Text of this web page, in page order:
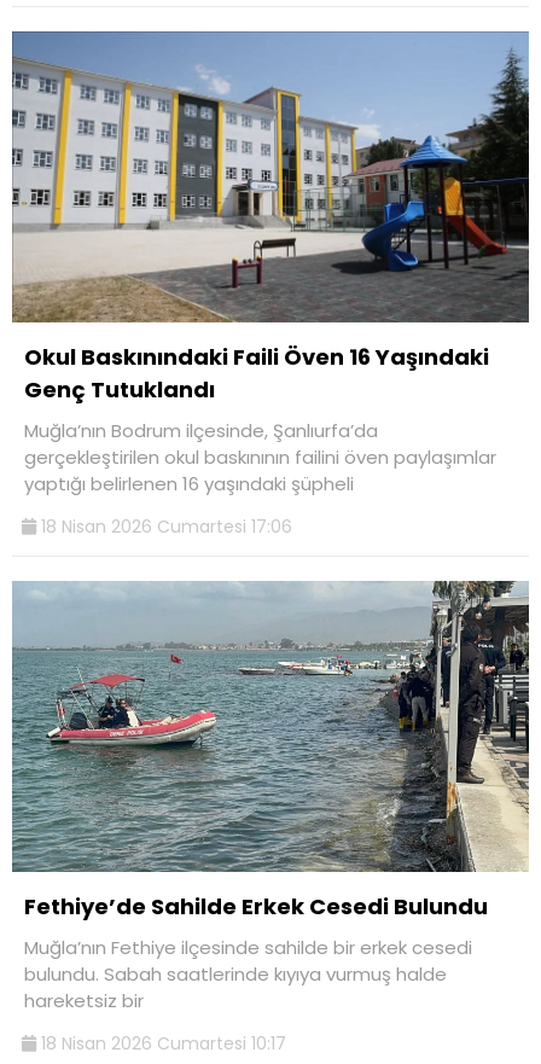
Okul Baskınındaki Faili Öven 16 Yaşındaki
Genç Tutuklandı
Muğla’nın Bodrum ilçesinde, Şanlıurfa’da
gerçekleştirilen okul baskınının failini öven paylaşımlar
yaptığı belirlenen 16 yaşındaki şüpheli
18 Nisan 2026 Cumartesi 17:06
Fethiye’de Sahilde Erkek Cesedi Bulundu
Muğla’nın Fethiye ilçesinde sahilde bir erkek cesedi
bulundu. Sabah saatlerinde kıyıya vurmuş halde
hareketsiz bir
18 Nisan 2026 Cumartesi 10:17